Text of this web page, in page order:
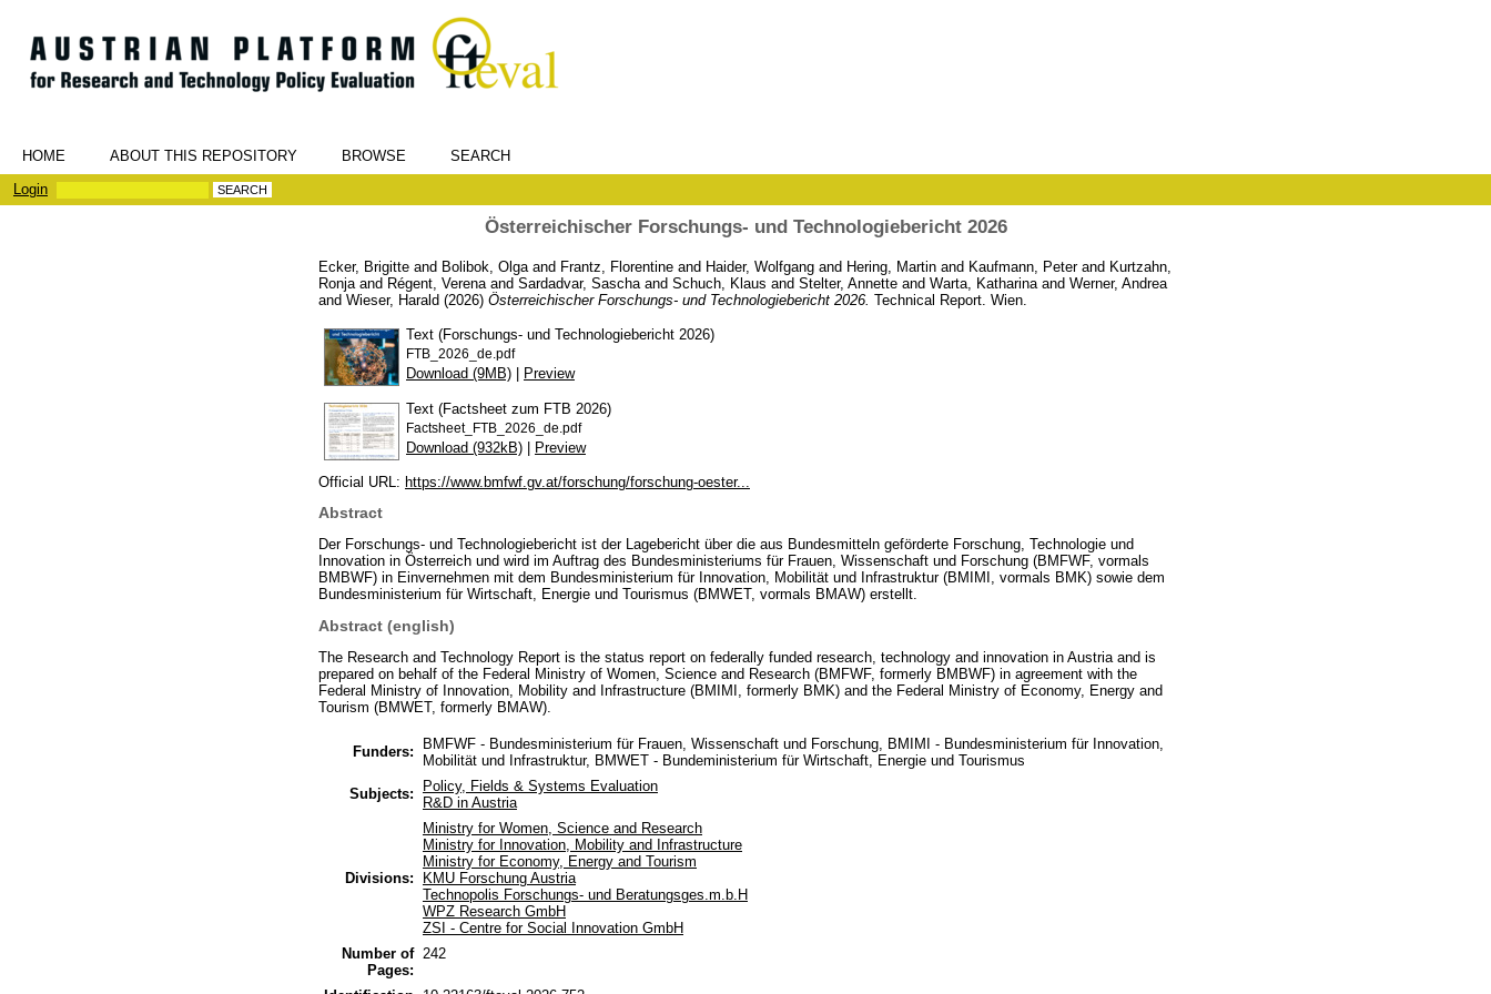
HOME ABOUT THIS REPOSITORY BROWSE
SEARCH
Login
Österreichischer Forschungs- und Technologiebericht 2026
Ecker, Brigitte and Bolibok, Olga and Frantz, Florentine and Haider, Wolfgang and Hering, Martin and Kaufmann, Peterand Kurtzahn,
Ronja and Régent, Verena and Sardadvar, Sascha and Schuch, Klaus and Stelter, Annette and Warta, Katharina and Werner, Andrea
and Wieser, Harald (2026) Österreichischer Forschungs- und Technologiebericht 2026. Technical Report. Wien.
Text (Forschungs- und Technologiebericht 2026)
FTB_2026_de.pdf
Download (9MB) | Preview
Text (Factsheet zum FTB 2026)
Factsheet_FTB_2026_de.pdf
Download (932kB) | Preview
Official URL: https://www.bmfwf.gv.at/forschung/forschung-oester...
Abstract
Der Forschungs- und Technologiebericht ist der Lagebericht über die aus Bundesmitteln geförderte Forschung, Technologie und
Innovation in Österreich und wird im Auftrag des Bundesministeriums für Frauen, Wissenschaft und Forschung (BMFWF, vormals
BMBWF) in Einvernehmen mit dem Bundesministerium für Innovation, Mobilität und Infrastruktur (BMIMI, vormals BMK) sowie dem
Bundesministerium für Wirtschaft, Energie und Tourismus (BMWET, vormals BMAW) erstellt.
Abstract (english)
The Research and Technology Report is the status report on federally funded research, technology and innovation in Austria and is
prepared on behalf of the Federal Ministry of Women, Science and Research (BMFWF, formerly BMBWF) in agreement with the
Federal Ministry of Innovation, Mobility and Infrastructure (BMIMI, formerly BMK) and the Federal Ministry of Economy, Energy and
Tourism (BMWET, formerly BMAW).
Funders:
BMFWF - Bundesministerium für Frauen, Wissenschaft und Forschung, BMIMI - Bundesministerium für Innovation,
Mobilität und Infrastruktur, BMWET - Bundeministerium für Wirtschaft, Energie und Tourismus
Subjects:
Policy, Fields & Systems Evaluation
R&D in Austria
Divisions:
Ministry for Women, Science and Research
Ministry for Innovation, Mobility and Infrastructure
Ministry for Economy, Energy and Tourism
KMU Forschung Austria
Technopolis Forschungs- und Beratungsges.m.b.H
WPZ Research GmbH
ZSI - Centre for Social Innovation GmbH
Number of
Pages:
242